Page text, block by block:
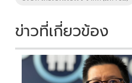
ข่าวที่เกี่ยวข้อง